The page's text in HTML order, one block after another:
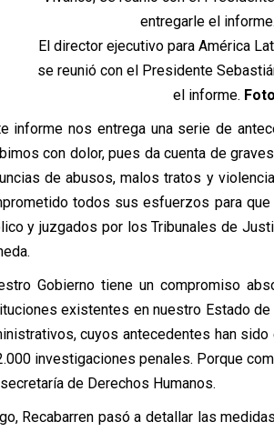
El director ejecutivo para América
se reunió con el Presidente
el informe. Foto
informe nos entrega una serie de
con dolor, pues da cuenta de
de abusos, malos tratos y
todos sus esfuerzos para
y juzgados por los Tribunales de
Gobierno tiene un compromiso
existentes en nuestro Estado
cuyos antecedentes han
investigaciones penales. Porque
de Derechos Humanos.
Recabarren pasó a detallar las